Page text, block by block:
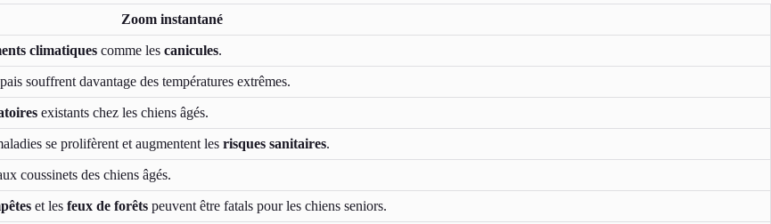
Zoom instantané
climatiques comme les canicules.
souffrent davantage des températures extrêmes.
existants chez les chiens âgés.
se prolifèrent et augmentent les risques sanitaires.
coussinets des chiens âgés.
et les feux de forêts peuvent être fatals pour les chiens seniors.